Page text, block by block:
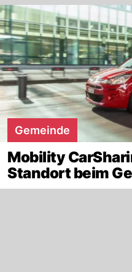
Gemeinde
Mobility
Standort beim